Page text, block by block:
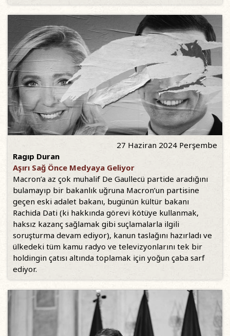
27 Haziran 2024 Perşembe
Ragıp Duran
Aşırı Sağ Önce Medyaya Geliyor
Macron’a az çok muhalif De Gaullecü partide aradığını
bulamayıp bir bakanlık uğruna Macron’un partisine
geçen eski adalet bakanı, bugünün kültür bakanı
Rachida Dati (ki hakkında görevi kötüye kullanmak,
haksız kazanç sağlamak gibi suçlamalarla ilgili
soruşturma devam ediyor), kanun taslağını hazırladı ve
ülkedeki tüm kamu radyo ve televizyonlarını tek bir
holdingin çatısı altında toplamak için yoğun çaba sarf
ediyor.